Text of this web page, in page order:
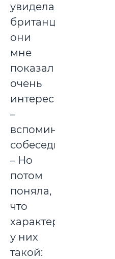
увидела
британцев,
они
мне
показались
очень
интересными,
–
вспоминает
собеседница.
– Но
потом
поняла,
что
характер
у них
такой: